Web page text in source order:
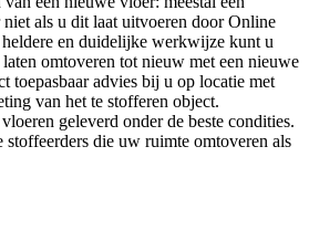
als u dit laat uitvoeren door Online
en duidelijke werkwijze kunt u
omtoveren tot nieuw met een nieuwe
toepasbaar advies bij u op locatie met
van het te stofferen object.
geleverd onder de beste condities.
stoffeerders die uw ruimte omtoveren als